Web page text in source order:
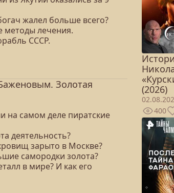
жалел больше всего?
лечения.
СССР.
Золотая
на самом деле пиратские
деятельность?
зарыто в Москве?
самородки золота?
в мире? И как его
(2026)
400